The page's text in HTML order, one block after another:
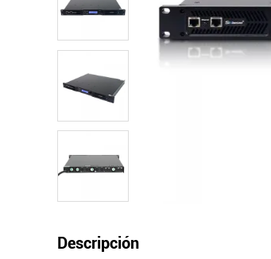
Descripción